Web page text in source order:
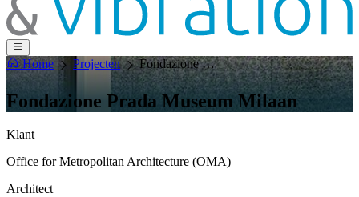
Home Projecten Fondazione Prada Museum Milaan
Fondazione Prada Museum Milaan
Klant
Office for Metropolitan Architecture (OMA)
Architect